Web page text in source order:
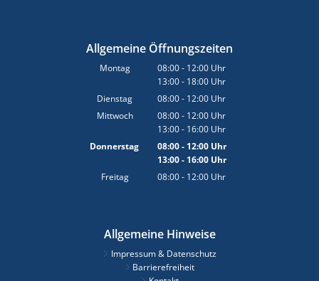
Allgemeine Öffnungszeiten
Montag 08:00- 12:00 Uhr
Von 08:00 bis 12:00 Uhr
13:00- 18:00 Uhr
Von 13:00 bis 18:00 Uhr
Dienstag 08:00- 12:00 Uhr
Von 08:00 bis 12:00 Uhr
Mittwoch 08:00- 12:00 Uhr
Von 08:00 bis 12:00 Uhr
13:00- 16:00 Uhr
Von 13:00 bis 16:00 Uhr
Donnerstag 08:00- 12:00Uhr
Von 08:00 bis 12:00 Uhr
13:00- 16:00Uhr
Von 13:00 bis 16:00 Uhr
Freitag 08:00- 12:00 Uhr
Allgemeine Hinweise
Impressum & Datenschutz
Barrierefreiheit